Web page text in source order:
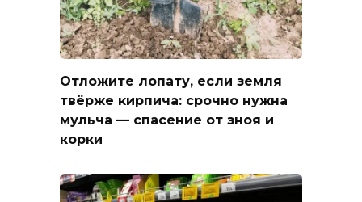
Отложите лопату, если земля
твёрже кирпича: срочно нужна
мульча — спасение от зноя и
корки